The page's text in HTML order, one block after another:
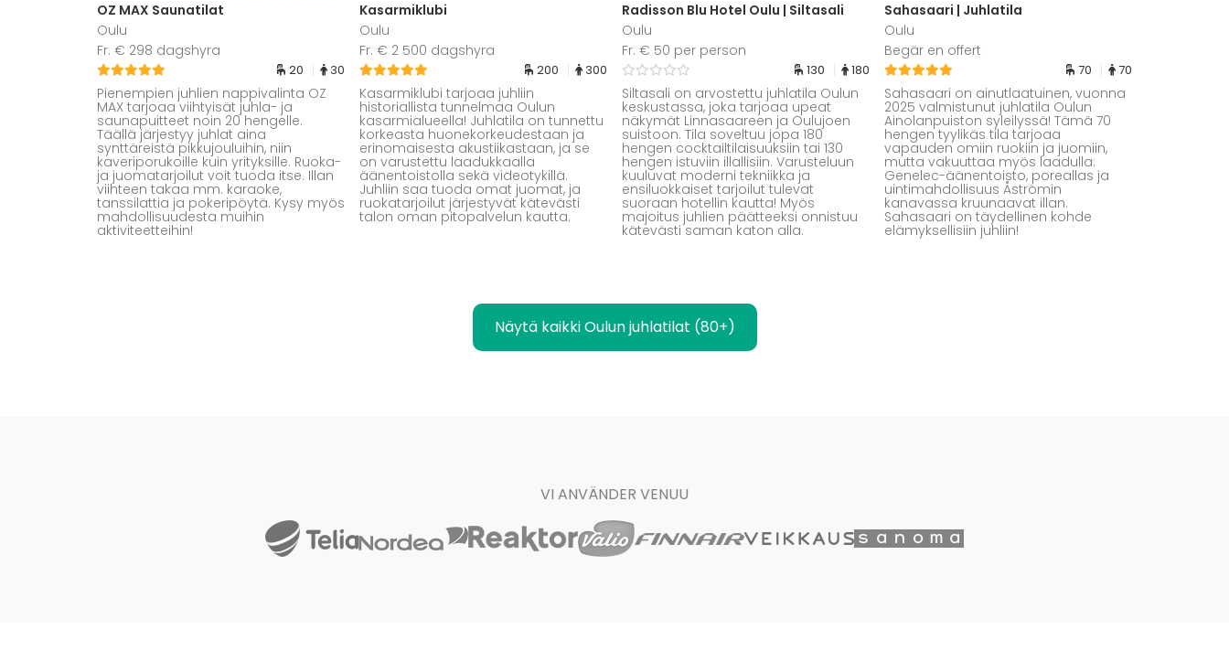
OZ MAX Saunatilat
Oulu
Fr. € 298 dagshyra
20 30
Pienempien juhlien nappivalinta OZ
MAX tarjoaa viihtyisät juhla- ja
saunapuitteet noin 20 hengelle.
Täällä järjestyy juhlat aina
synttäreistä pikkujouluihin, niin
kaveriporukoille kuin yrityksille. Ruoka-
ja juomatarjoilut voit tuoda itse. Illan
viihteen takaa mm. karaoke,
tanssilattia ja pokeripöytä. Kysy myös
mahdollisuudesta muihin
aktiviteetteihin!
Kasarmiklubi
Oulu
Fr. € 2 500 dagshyra
200 300
Kasarmiklubi tarjoaa juhliin
historiallista tunnelmaa Oulun
kasarmialueella! Juhlatila on tunnettu
korkeasta huonekorkeudestaan ja
erinomaisesta akustiikastaan, ja se
on varustettu laadukkaalla
äänentoistolla sekä videotykillä.
Juhliin saa tuoda omat juomat, ja
ruokatarjoilut järjestyvät kätevästi
talon oman pitopalvelun kautta.
Radisson Blu Hotel Oulu | Siltasali
Oulu
Fr. € 50 per person
130 180
Siltasali on arvostettu juhlatila Oulun
keskustassa, joka tarjoaa upeat
näkymät Linnasaareen ja Oulujoen
suistoon. Tila soveltuu jopa 180
hengen cocktailtilaisuuksiin tai 130
hengen istuviin illallisiin. Varusteluun
kuuluvat moderni tekniikka ja
ensiluokkaiset tarjoilut tulevat
suoraan hotellin kautta! Myös
majoitus juhlien päätteeksi onnistuu
kätevästi saman katon alla.
Sahasaari | Juhlatila
Oulu
Begär en offert
70 70
Sahasaari on ainutlaatuinen, vuonna
2025 valmistunut juhlatila Oulun
Ainolanpuiston syleilyssä! Tämä 70
hengen tyylikäs tila tarjoaa
vapauden omiin ruokiin ja juomiin,
mutta vakuuttaa myös laadulla:
Genelec-äänentoisto, poreallas ja
uintimahdollisuus Åströmin
kanavassa kruunaavat illan.
Sahasaari on täydellinen kohde
elämyksellisiin juhliin!
Näytä kaikki Oulun juhlatilat (80+)
VI ANVÄNDER VENUU